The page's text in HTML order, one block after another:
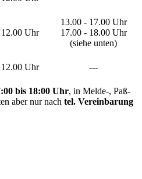
Uhr
13.00 - 17.00 Uhr
17.00 - 18.00 Uhr
(siehe unten)
Uhr ---
bis 18:00 Uhr, in Melde-, Paß-
aber nur nach tel. Vereinbarung